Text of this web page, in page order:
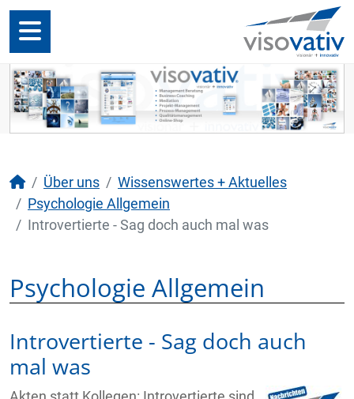
Über uns
Wissenswertes + Aktuelles
Psychologie Allgemein
Introvertierte - Sag doch auch mal was
Psychologie Allgemein
Introvertierte - Sag doch auch
mal was